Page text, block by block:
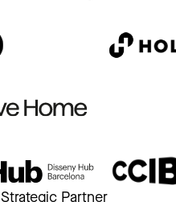
Strategic Partner